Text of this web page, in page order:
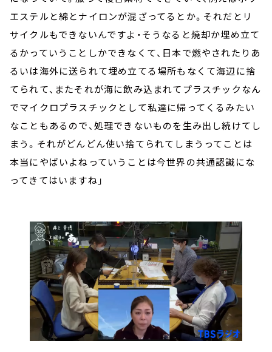
エステルと綿とナイロンが混ざってるとか。それだとリ
サイクルもできないんですよ・そうなると焼却か埋め立て
るかっていうことしかできなくて、日本で燃やされたりあ
るいは海外に送られて埋め立てる場所もなくて海辺に捨
てられて、またそれが海に飲み込まれてプラスチックなん
でマイクロプラスチックとして私達に帰ってくるみたい
なこともあるので、処理できないものを生み出し続けてし
まう。それがどんどん使い捨てられてしまうってことは
本当にやばいよねっていうことは今世界の共通認識にな
ってきてはいますね」